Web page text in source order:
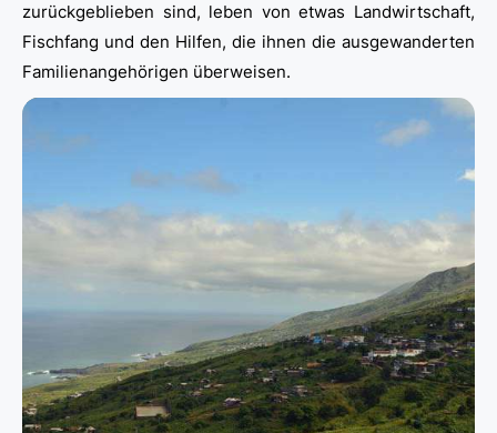
zurückgeblieben sind, leben von etwas Landwirtschaft,
Fischfang und den Hilfen, die ihnen die ausgewanderten
Familienangehörigen überweisen.